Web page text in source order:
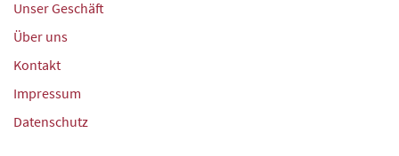
Unser Geschäft
Über uns
Kontakt
Impressum
Datenschutz